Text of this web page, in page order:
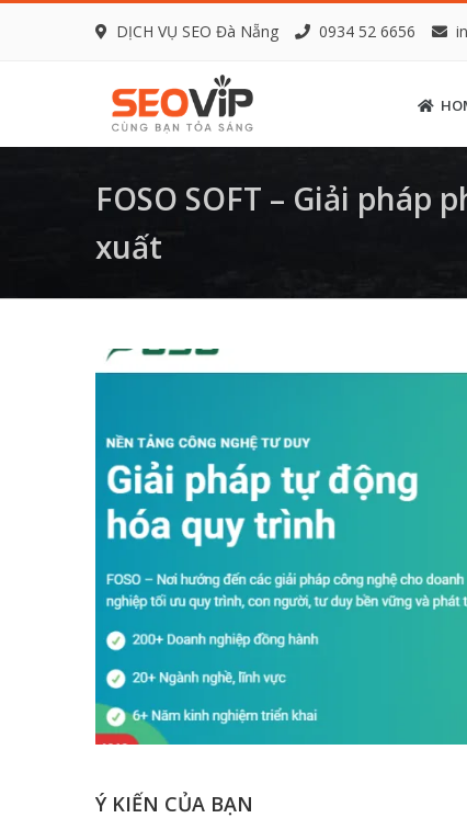
DỊCH VỤ SEO Đà Nẵng 0934 52 6656
FOSO SOFT – Giải pháp
xuất
Ý KIẾN CỦA BẠN